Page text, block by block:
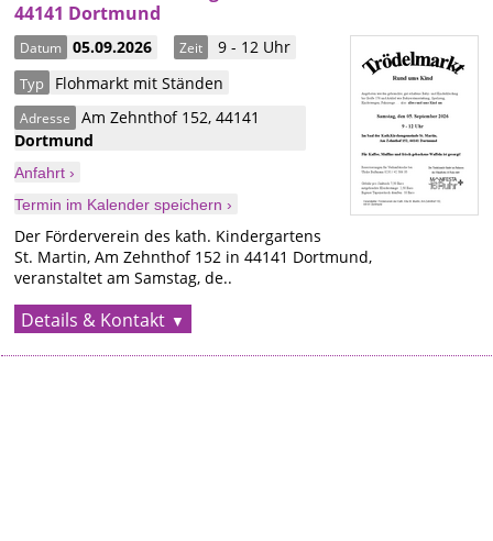
44141 Dortmund
Datum 05.09.2026 Zeit 9 - 12 Uhr
Typ Flohmarkt mit Ständen
Adresse Am Zehnthof 152,44141
Dortmund
Anfahrt ›
Termin im Kalender speichern ›
Der Förderverein des kath. Kindergartens
St. Martin, Am Zehnthof 152 in 44141 Dortmund,
veranstaltet am Samstag, de..
Details & Kontakt